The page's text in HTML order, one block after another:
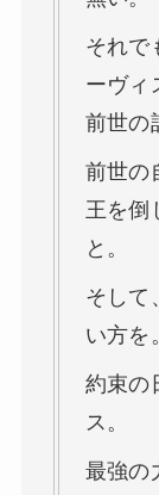
それで
ーヴィ
前世の
前世の
王を倒
と。
そして
い方を
約束の
ス。
最強の